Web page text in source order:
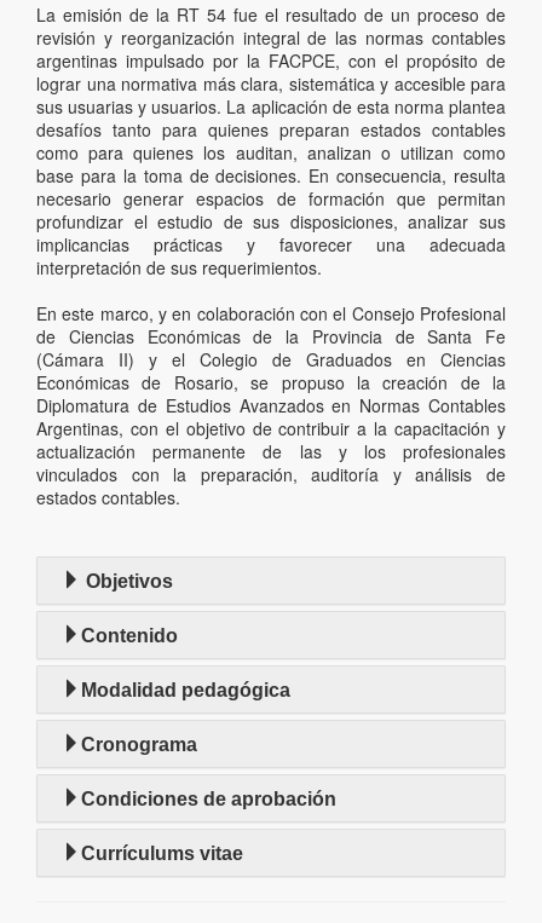
La emisión de la RT 54 fue el resultado de un proceso de
revisión y reorganización integral de las normas contables
argentinas impulsado por la FACPCE, con el propósito de
lograr una normativa más clara, sistemática y accesible para
sus usuarias y usuarios. La aplicación de esta norma plantea
desafíos tanto para quienes preparan estados contables
como para quienes los auditan, analizan o utilizan como
base para la toma de decisiones. En consecuencia, resulta
necesario generar espacios de formación que permitan
profundizar el estudio de sus disposiciones, analizar sus
implicancias prácticas y favorecer una adecuada
interpretación de sus requerimientos.
En este marco, y en colaboración con el Consejo Profesional
de Ciencias Económicas de la Provincia de Santa Fe
(Cámara II) y el Colegio de Graduados en Ciencias
Económicas de Rosario, se propuso la creación de la
Diplomatura de Estudios Avanzados en Normas Contables
Argentinas, con el objetivo de contribuir a la capacitación y
actualización permanente de las y los profesionales
vinculados con la preparación, auditoría y análisis de
estados contables.
Objetivos
Contenido
Modalidad pedagógica
Cronograma
Condiciones de aprobación
Currículums vitae